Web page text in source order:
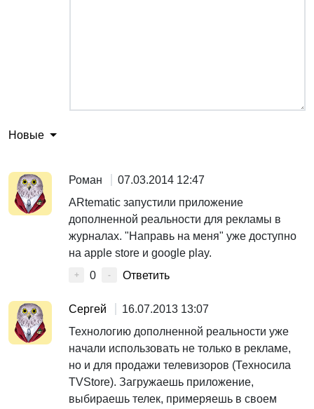
Новые
Роман
07.03.2014 12:47
ARtematic запустили приложение
дополненной реальности для рекламы в
журналах. "Направь на меня" уже доступно
на apple store и google play.
+ 0 - Ответить
Сергей
16.07.2013 13:07
Технологию дополненной реальности уже
начали использовать не только в рекламе,
но и для продажи телевизоров (Техносила
TVStore). Загружаешь приложение,
выбираешь телек, примеряешь в своем